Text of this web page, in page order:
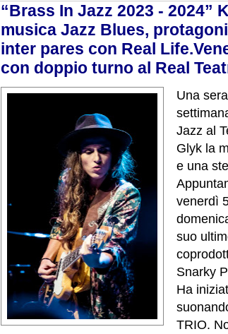
“Brass In Jazz 2023 - 2024”
musica Jazz Blues,
inter pares con Real
con doppio turno al Real
Una
Jazz al
Glyk la
e una
venerdì
suo
Snarky
Ha
TRIO.